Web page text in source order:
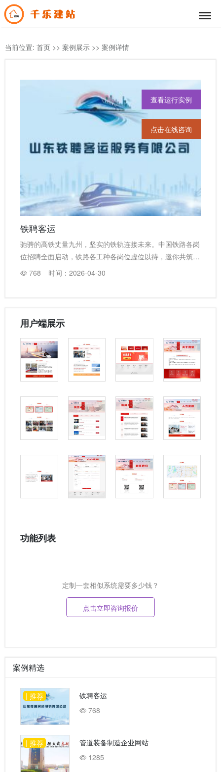
当前位置: 首页 >> 案例展示 >> 案例详情
查看运行实例
点击在线咨询
铁聘客运
驰骋的高铁丈量九州，坚实的铁轨连接未来。中国铁路各岗
位招聘全面启动，铁路各工种各岗位虚位以待，邀你共筑交
通强国脊梁。
768 时间：2026-04-30
用户端展示
功能列表
定制一套相似系统需要多少钱？
点击立即咨询报价
案例精选
| 推荐
铁聘客运
768
| 推荐
管道装备制造企业网站
1285